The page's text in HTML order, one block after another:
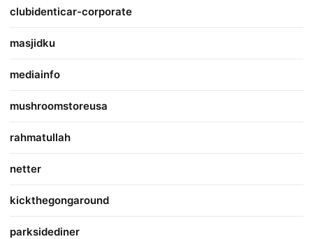
clubidenticar-corporate
masjidku
mediainfo
mushroomstoreusa
rahmatullah
netter
kickthegongaround
parksidediner